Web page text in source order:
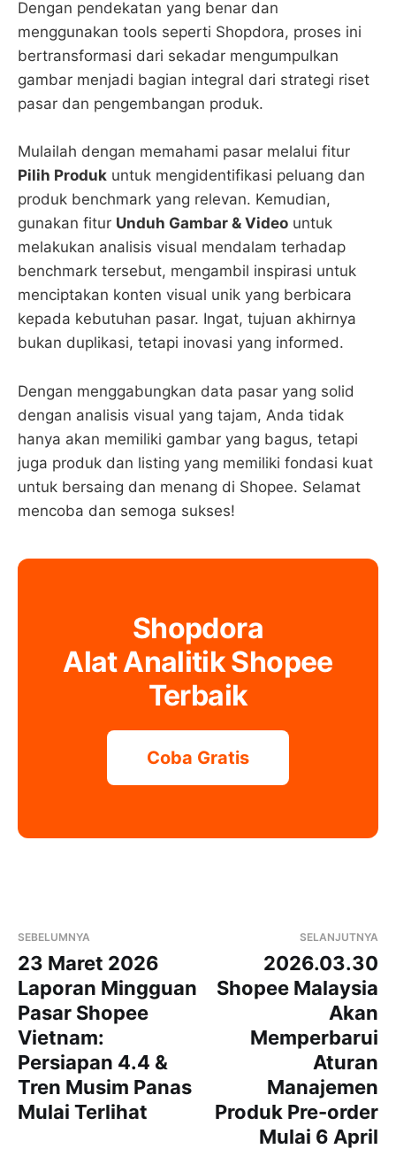
Dengan pendekatan yang benar dan
menggunakan tools seperti Shopdora, proses ini
bertransformasi dari sekadar mengumpulkan
gambar menjadi bagian integral dari strategi riset
pasar dan pengembangan produk.
Mulailah dengan memahami pasar melalui fitur
Pilih Produk untuk mengidentifikasi peluang dan
produk benchmark yang relevan. Kemudian,
gunakan fitur Unduh Gambar & Video untuk
melakukan analisis visual mendalam terhadap
benchmark tersebut, mengambil inspirasi untuk
menciptakan konten visual unik yang berbicara
kepada kebutuhan pasar. Ingat, tujuan akhirnya
bukan duplikasi, tetapi inovasi yang informed.
Dengan menggabungkan data pasar yang solid
dengan analisis visual yang tajam, Anda tidak
hanya akan memiliki gambar yang bagus, tetapi
juga produk dan listing yang memiliki fondasi kuat
untuk bersaing dan menang di Shopee. Selamat
mencoba dan semoga sukses!
Shopdora
Alat Analitik Shopee
Terbaik
Coba Gratis
SEBELUMNYA
23 Maret 2026
Laporan Mingguan
Pasar Shopee
Vietnam:
Persiapan 4.4 &
Tren Musim Panas
Mulai Terlihat
SELANJUTNYA
2026.03.30
Shopee Malaysia
Akan
Memperbarui
Aturan
Manajemen
Produk Pre-order
Mulai 6 April